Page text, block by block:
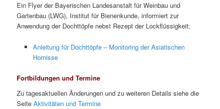
Ein Flyer der Bayerischen Landesanstalt für Weinbau und
Gartenbau (LWG), Institut für Bienenkunde, informiert zur
Anwendung der Dochttöpfe nebst Rezept der Lockflüssigkeit:
Anleitung für Dochttöpfe – Monitoring der Asiatischen
Hornisse
Fortbildungen und Termine
Zu tagesaktuellen Änderungen und zu weiteren Details siehe die
SeiteAktivitäten und Termine